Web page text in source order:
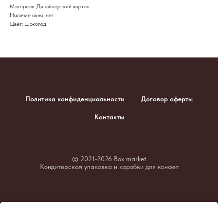
Материал: Дизайнерский картон
Наличие окна: нет
Цвет: Шоколад
Политика конфиденциальности Договор оферты
Контакты
© 2021-2026 Box market
Кондитерская упаковка и коробки для конфет